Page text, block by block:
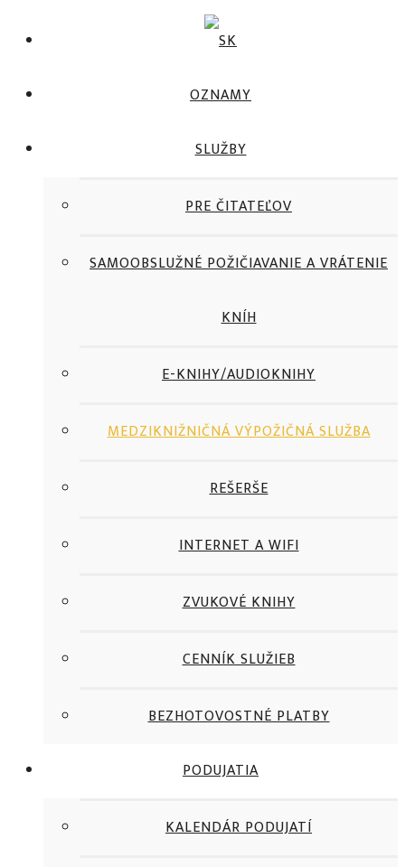
OZNAMY
SLUŽBY
PRE ČITATEĽOV
SAMOOBSLUŽNÉ POŽIČIAVANIE A VRÁTENIE
KNÍH
E-KNIHY/AUDIOKNIHY
MEDZIKNIŽNIČNÁ VÝPOŽIČNÁ SLUŽBA
REŠERŠE
INTERNET A WIFI
ZVUKOVÉ KNIHY
CENNÍK SLUŽIEB
BEZHOTOVOSTNÉ PLATBY
PODUJATIA
KALENDÁR PODUJATÍ